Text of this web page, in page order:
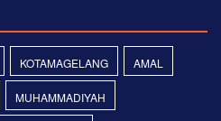
KOTAMAGELANG AMAL
MUHAMMADIYAH